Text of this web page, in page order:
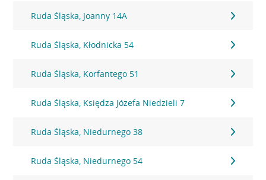
Ruda Śląska, Joanny 14A
Ruda Śląska, Kłodnicka 54
Ruda Śląska, Korfantego 51
Ruda Śląska, Księdza Józefa Niedzieli 7
Ruda Śląska, Niedurnego 38
Ruda Śląska, Niedurnego 54